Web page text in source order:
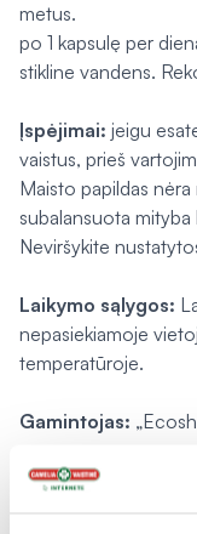
metus.
po 1 kapsulę per
stikline vandens.
Įspėjimai: jeigu
vaistus, prieš
Maisto papildas nėra
subalansuota
Neviršykite
Laikymo sąlygos:
nepasiekiamoje
temperatūroje.
Gamintojas:
Platintojas:
UAB